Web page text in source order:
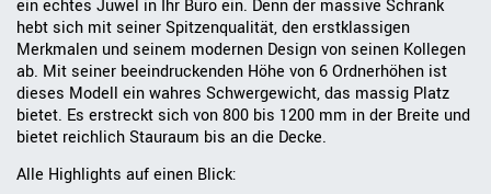
ein echtes Juwel in Ihr Büro ein. Denn der massive Schrank
hebt sich mit seiner Spitzenqualität, den erstklassigen
Merkmalen und seinem modernen Design von seinen Kollegen
ab. Mit seiner beeindruckenden Höhe von 6 Ordnerhöhen ist
dieses Modell ein wahres Schwergewicht, das massig Platz
bietet. Es erstreckt sich von 800 bis 1200 mm in der Breite und
bietet reichlich Stauraum bis an die Decke.
Alle Highlights auf einen Blick: